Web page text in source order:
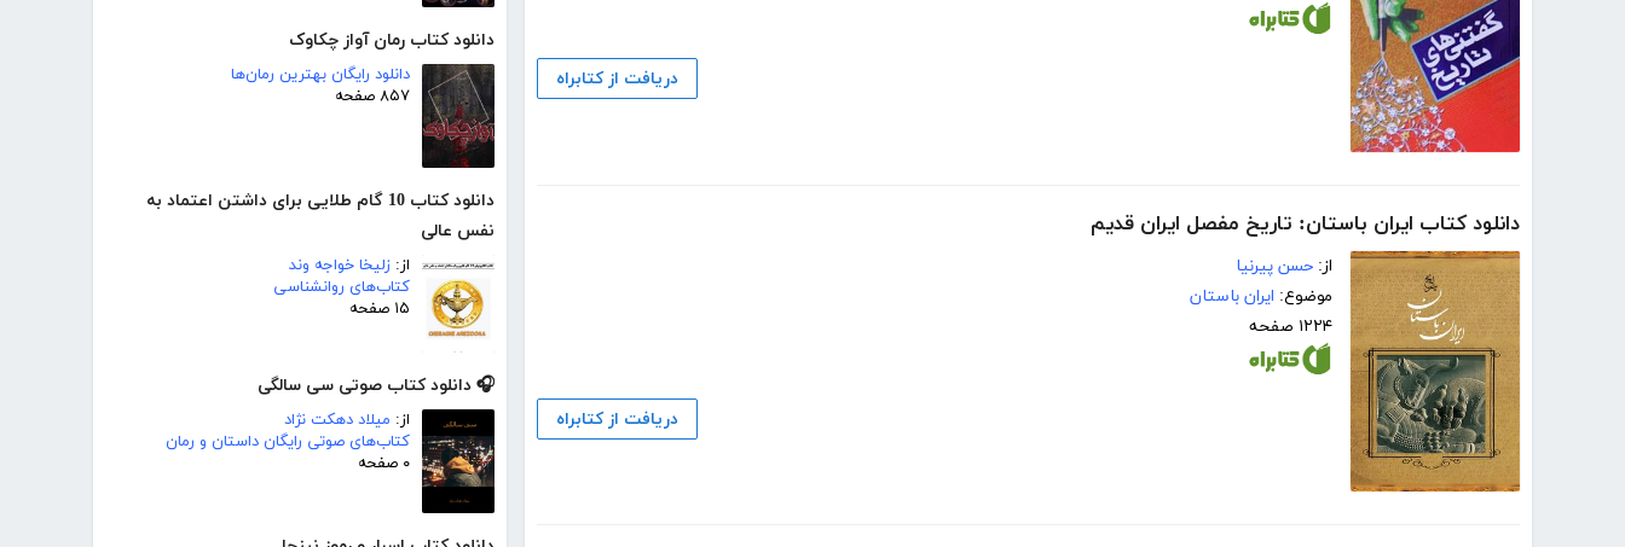
دانلود کتاب رمان آواز چکاوک
دانلود رایگان بهترین رمان‌ها
۸۵۷ صفحه
دانلود کتاب 10 گام طلایی برای داشتن اعتماد به
نفس عالی
از: زلیخا خواجه وند
کتاب‌های روانشناسی
۱۵ صفحه
🎧 دانلود کتاب صوتی سی سالگی
از: میلاد دهکت نژاد
کتاب‌های صوتی رایگان داستان و رمان
۰ صفحه
دریافت از کتابراه
دانلود کتاب ایران باستان: تاریخ مفصل ایران قدیم
از: حسن پیرنیا
موضوع: ایران باستان
۱۲۲۴ صفحه
دریافت از کتابراه